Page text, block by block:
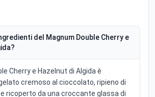
del Magnum Double Cherry e
Cherry e Hazelnut di Algida è
cremoso al cioccolato, ripieno di
ricoperto da una croccante glassa di